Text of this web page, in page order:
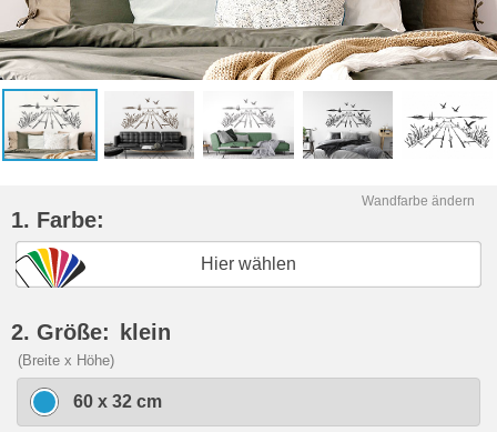
Wandfarbe ändern
1. Farbe:
Hier wählen
2. Größe: klein
(Breite x Höhe)
60 x 32 cm